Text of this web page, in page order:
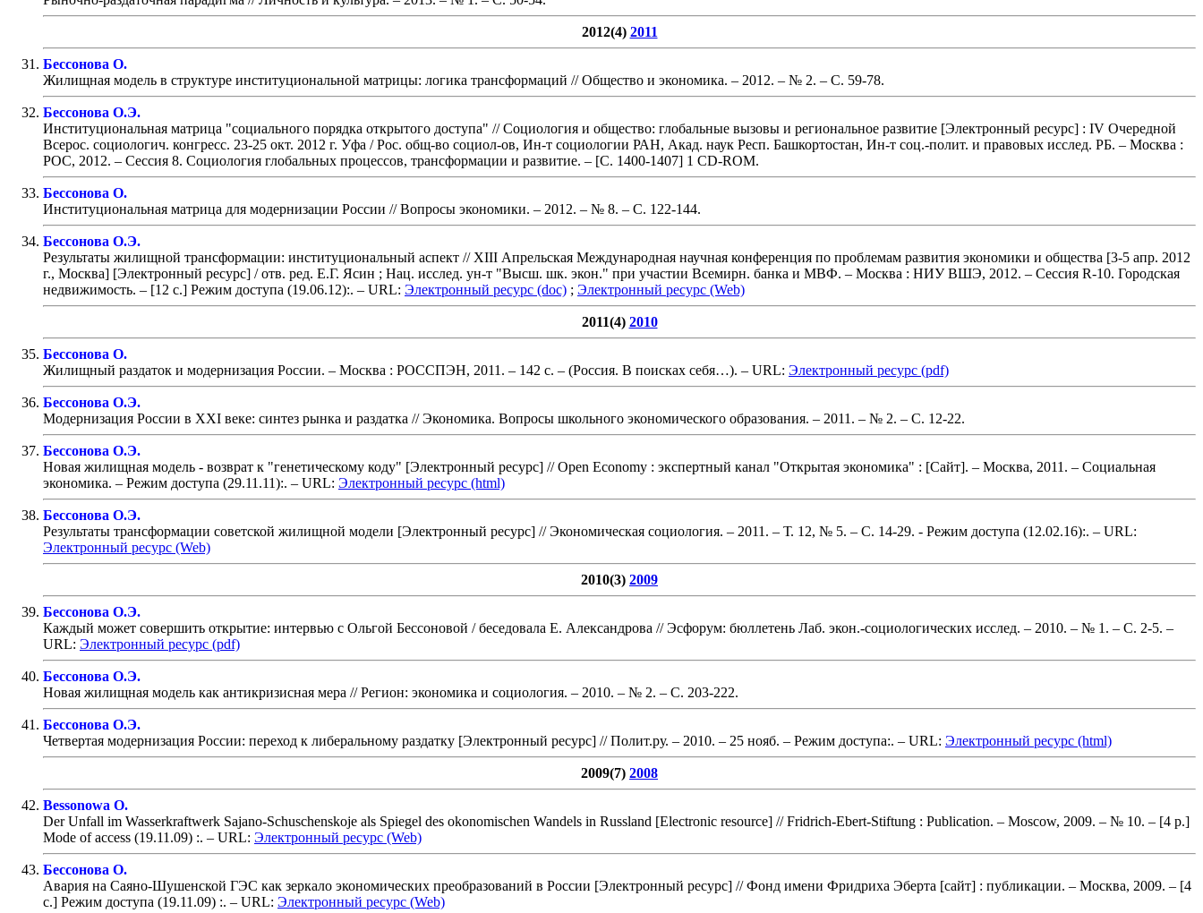
2012(4) 2011
Бессонова О.
Жилищная модель в структуре институциональной матрицы: логика трансформаций // Общество и экономика. – 2012. – № 2. – С. 59-78.
Бессонова О.Э.
Институциональная матрица "социального порядка открытого доступа" // Социология и общество: глобальные вызовы и региональное развитие [Электронный ресурс] : IV Очередной
Всерос. социологич. конгресс. 23-25 окт. 2012 г. Уфа / Рос. общ-во социол-ов, Ин-т социологии РАН, Акад. наук Респ. Башкортостан, Ин-т соц.-полит. и правовых исслед. РБ. – Москва :
РОС, 2012. – Сессия 8. Социология глобальных процессов, трансформации и развитие. – [С. 1400-1407] 1 CD-ROM.
Бессонова О.
Институциональная матрица для модернизации России // Вопросы экономики. – 2012. – № 8. – С. 122-144.
Бессонова О.Э.
Результаты жилищной трансформации: институциональный аспект // XIII Апрельская Международная научная конференция по проблемам развития экономики и общества [3-5 апр. 2012
г., Москва] [Электронный ресурс] / отв. ред. Е.Г. Ясин ; Нац. исслед. ун-т "Высш. шк. экон." при участии Всемирн. банка и МВФ. – Москва : НИУ ВШЭ, 2012. – Сессия R-10. Городская
недвижимость. – [12 с.] Режим доступа (19.06.12):. – URL: Электронный ресурс (doc) ; Электронный ресурс (Web)
2011(4) 2010
Бессонова О.
Жилищный раздаток и модернизация России. – Москва : РОССПЭН, 2011. – 142 с. – (Россия. В поисках себя…). – URL: Электронный ресурс (pdf)
Бессонова О.Э.
Модернизация России в XXI веке: синтез рынка и раздатка // Экономика. Вопросы школьного экономического образования. – 2011. – № 2. – С. 12-22.
Бессонова О.Э.
Новая жилищная модель - возврат к "генетическому коду" [Электронный ресурс] // Open Economy : экспертный канал "Открытая экономика" : [Сайт]. – Москва, 2011. – Социальная
экономика. – Режим доступа (29.11.11):. – URL: Электронный ресурс (html)
Бессонова О.Э.
Результаты трансформации советской жилищной модели [Электронный ресурс] // Экономическая социология. – 2011. – Т. 12, № 5. – С. 14-29. - Режим доступа (12.02.16):. – URL:
Электронный ресурс (Web)
2010(3) 2009
Бессонова О.Э.
Каждый может совершить открытие: интервью с Ольгой Бессоновой / беседовала Е. Александрова // Эсфорум: бюллетень Лаб. экон.-социологических исслед. – 2010. – № 1. – С. 2-5. –
URL: Электронный ресурс (pdf)
Бессонова О.Э.
Новая жилищная модель как антикризисная мера // Регион: экономика и социология. – 2010. – № 2. – С. 203-222.
Бессонова О.Э.
Четвертая модернизация России: переход к либеральному раздатку [Электронный ресурс] // Полит.ру. – 2010. – 25 нояб. – Режим доступа:. – URL: Электронный ресурс (html)
2009(7) 2008
Bessonowa O.
Der Unfall im Wasserkraftwerk Sajano-Schuschenskoje als Spiegel des okonomischen Wandels in Russland [Electronic resource] // Fridrich-Ebert-Stiftung : Publication. – Moscow, 2009. – № 10. – [4 p.]
Mode of access (19.11.09) :. – URL: Электронный ресурс (Web)
Бессонова О.
Авария на Саяно-Шушенской ГЭС как зеркало экономических преобразований в России [Электронный ресурс] // Фонд имени Фридриха Эберта [сайт] : публикации. – Москва, 2009. – [4
с.] Режим доступа (19.11.09) :. – URL: Электронный ресурс (Web)